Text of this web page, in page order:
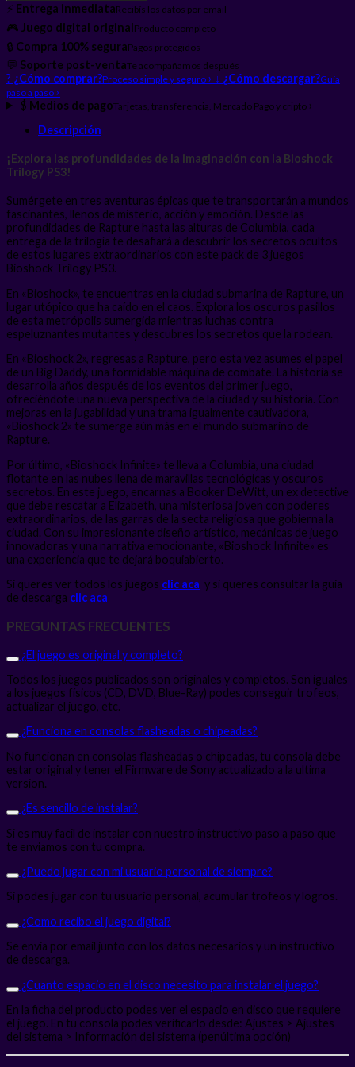
⚡ Entrega inmediataRecibís los datos por email
🎮 Juego digital originalProducto completo
🔒 Compra 100% seguraPagos protegidos
💬 Soporte post-ventaTe acompañamos después
? ¿Cómo comprar?Proceso simple y seguro › ↓ ¿Cómo descargar?Guía
paso a paso ›
$ Medios de pagoTarjetas, transferencia, Mercado Pago y cripto ›
Descripción
¡Explora las profundidades de la imaginación con la Bioshock
Trilogy PS3!
Sumérgete en tres aventuras épicas que te transportarán a mundos
fascinantes, llenos de misterio, acción y emoción. Desde las
profundidades de Rapture hasta las alturas de Columbia, cada
entrega de la trilogía te desafiará a descubrir los secretos ocultos
de estos lugares extraordinarios con este pack de 3 juegos
Bioshock Trilogy PS3.
En «Bioshock», te encuentras en la ciudad submarina de Rapture, un
lugar utópico que ha caído en el caos. Explora los oscuros pasillos
de esta metrópolis sumergida mientras luchas contra
espeluznantes mutantes y descubres los secretos que la rodean.
En «Bioshock 2», regresas a Rapture, pero esta vez asumes el papel
de un Big Daddy, una formidable máquina de combate. La historia se
desarrolla años después de los eventos del primer juego,
ofreciéndote una nueva perspectiva de la ciudad y su historia. Con
mejoras en la jugabilidad y una trama igualmente cautivadora,
«Bioshock 2» te sumerge aún más en el mundo submarino de
Rapture.
Por último, «Bioshock Infinite» te lleva a Columbia, una ciudad
flotante en las nubes llena de maravillas tecnológicas y oscuros
secretos. En este juego, encarnas a Booker DeWitt, un ex detective
que debe rescatar a Elizabeth, una misteriosa joven con poderes
extraordinarios, de las garras de la secta religiosa que gobierna la
ciudad. Con su impresionante diseño artístico, mecánicas de juego
innovadoras y una narrativa emocionante, «Bioshock Infinite» es
una experiencia que te dejará boquiabierto.
Si queres ver todos los juegos clic aca y si queres consultar la guia
de descarga clic aca
PREGUNTAS FRECUENTES
¿El juego es original y completo?
Todos los juegos publicados son originales y completos. Son iguales
a los juegos físicos (CD, DVD, Blue-Ray) podes conseguir trofeos,
actualizar el juego, etc.
¿Funciona en consolas flasheadas o chipeadas?
No funcionan en consolas flasheadas o chipeadas, tu consola debe
estar original y tener el Firmware de Sony actualizado a la ultima
version.
¿Es sencillo de instalar?
Si es muy facil de instalar con nuestro instructivo paso a paso que
te enviamos con tu compra.
¿Puedo jugar con mi usuario personal de siempre?
Si podes jugar con tu usuario personal, acumular trofeos y logros.
¿Como recibo el juego digital?
Se envia por email junto con los datos necesarios y un instructivo
de descarga.
¿Cuanto espacio en el disco necesito para instalar el juego?
En la ficha del producto podes ver el espacio en disco que requiere
el juego. En tu consola podes verificarlo desde: Ajustes > Ajustes
del sistema > Información del sistema (penúltima opción)